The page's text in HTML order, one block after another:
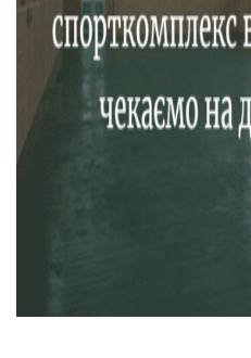
Довідник
Контакти
Підтримати «місцевих»